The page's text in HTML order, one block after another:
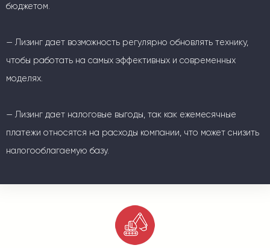
бюджетом.
— Лизинг дает возможность регулярно обновлять технику,
чтобы работать на самых эффективных и современных
моделях.
— Лизинг дает налоговые выгоды, так как ежемесячные
платежи относятся на расходы компании, что может снизить
налогооблагаемую базу.